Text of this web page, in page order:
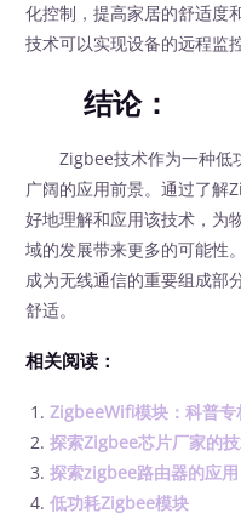
化控制，提高家居的舒适度
技术可以实现设备的远程监
结论：
Zigbee技术作为一种低
广阔的应用前景。通过了解
好地理解和应用该技术，为
域的发展带来更多的可能性
成为无线通信的重要组成部
舒适。
相关阅读：
ZigbeeWifi模块：科普专
探索Zigbee芯片厂家的
探索zigbee路由器的应用
低功耗Zigbee模块